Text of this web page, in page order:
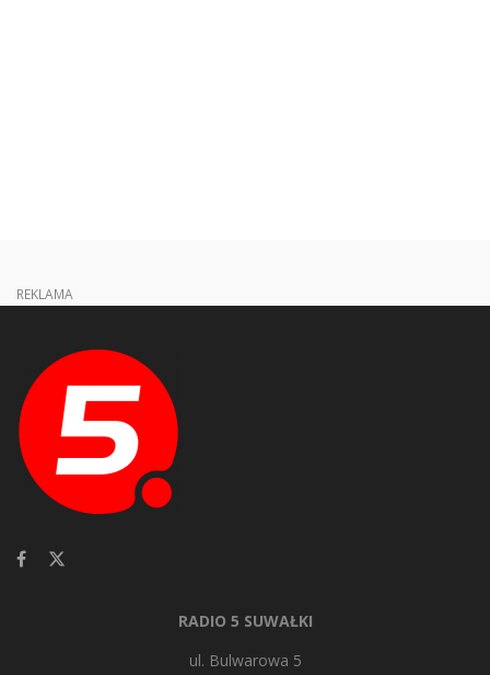
REKLAMA
RADIO 5 SUWAŁKI
ul. Bulwarowa 5